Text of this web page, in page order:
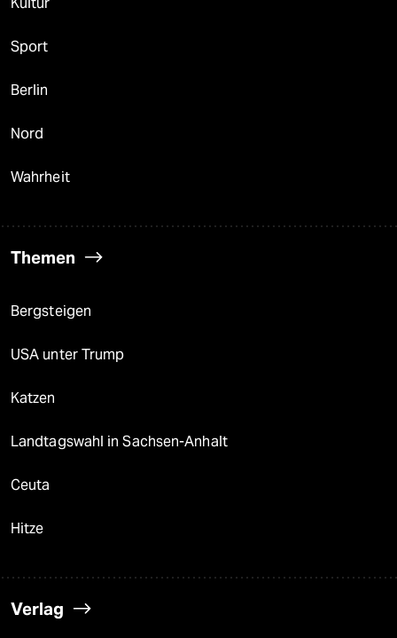
Sport
Berlin
Nord
Wahrheit
Themen
Bergsteigen
USA unter Trump
Katzen
Landtagswahl in Sachsen-Anhalt
Ceuta
Hitze
Verlag